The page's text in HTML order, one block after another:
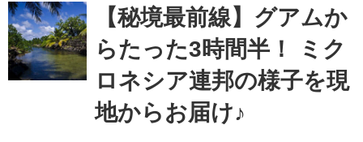
す。この記事ではまだまだ日本では知
られていない太平洋の秘境・ミクロネ
シア連邦について紹介していきます。
【秘境最前線】グアムか
らたった3時間半！ ミク
ロネシア連邦の様子を現
地からお届け♪